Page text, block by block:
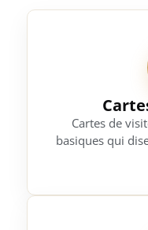
Cartes de
basiques qui